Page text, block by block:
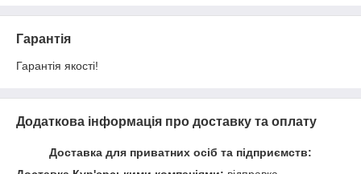
Гарантія
Гарантія якості!
Додаткова інформація про доставку та оплату
Доставка для приватних осіб та підприємств: